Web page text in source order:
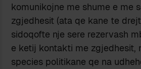
komunikojne me shume e me
zgjedhesit (ata qe kane te
sidoqofte nje sere rezervash
e ketij kontakti me zgjedhesit,
species politikane qe na